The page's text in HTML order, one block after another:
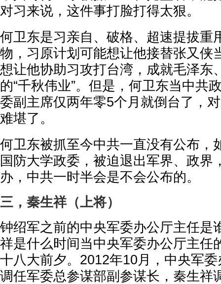
对习来说，这件事打脸打得太狠。
何卫东是习亲自、破格、超速提拔重
物，习原计划可能想让他接替张又侠
想让他协助习攻打台湾，成就毛泽东
的“千秋伟业”。但是，何卫东当中共
委副主席仅两年零5个月就倒台了，
难堪了。
何卫东被抓至今中共一直没有公布，
国防大学政委，被迫退出军界、政界
办，中共一时半会是不会公布的。
三，秦生祥（上将）
钟绍军之前的中央军委办公厅主任是
祥是什么时间当中央军委办公厅主任
十八大前夕。2012年10月，中央军
调任军委总参谋部副参谋长，秦生祥